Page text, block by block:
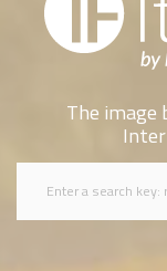
The image